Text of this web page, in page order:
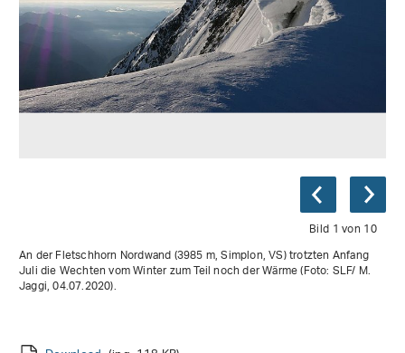
Bild 1 von 10
An der Fletschhorn Nordwand (3985 m, Simplon, VS) trotzten Anfang
Juli die Wechten vom Winter zum Teil noch der Wärme (Foto: SLF/ M.
Jaggi, 04.07.2020).